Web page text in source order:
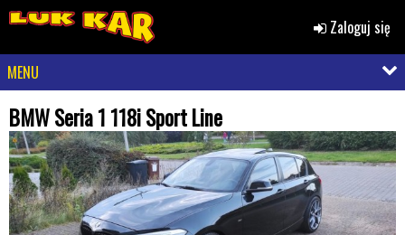
Zaloguj się
MENU
BMW Seria 1 118i Sport Line